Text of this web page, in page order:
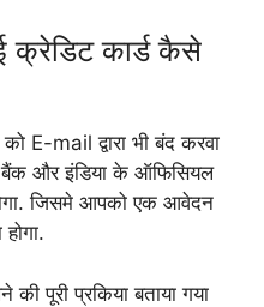
क्रेडिट कार्ड कैसे
E-mail द्वारा भी बंद करवा
और इंडिया के ऑफिसियल
जिसमे आपको एक आवेदन
पूरी प्रकिया बताया गया